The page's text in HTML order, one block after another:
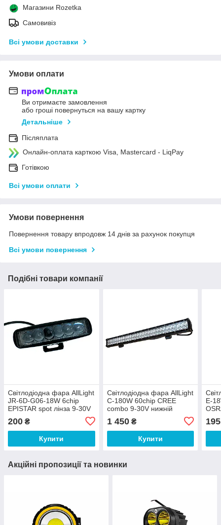
Магазини Rozetka
Самовивіз
Всі умови доставки
Умови оплати
Ви отримаєте замовлення
або гроші повернуться на вашу картку
Детальніше
Післяплата
Онлайн-оплата карткою Visa, Mastercard - LiqPay
Готівкою
Всі умови оплати
Умови повернення
Повернення товару впродовж 14 днів за рахунок покупця
Всі умови повернення
Подібні товари компанії
Світлодіодна фара AllLight
JR-6D-G06-18W 6chip
EPISTAR spot лінза 9-30V
200 ₴
Купити
Світлодіодна фара AllLight
C-180W 60chip CREE
combo 9-30V нижній
1 450₴
Купити
E-
195
Акційні пропозиції та новинки